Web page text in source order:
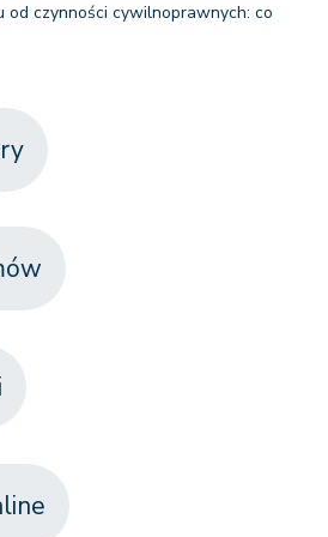
od czynności cywilnoprawnych: co